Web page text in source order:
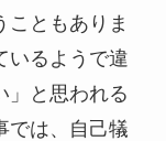
こともありま
いるようで違
」と思われる
では、自己犠